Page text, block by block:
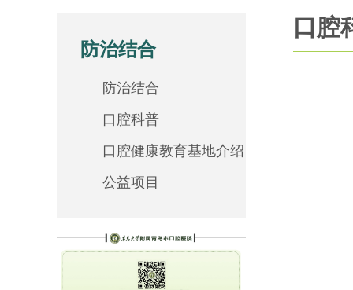
防治结合
防治结合
口腔科普
口腔健康教育基地介绍
公益项目
口腔